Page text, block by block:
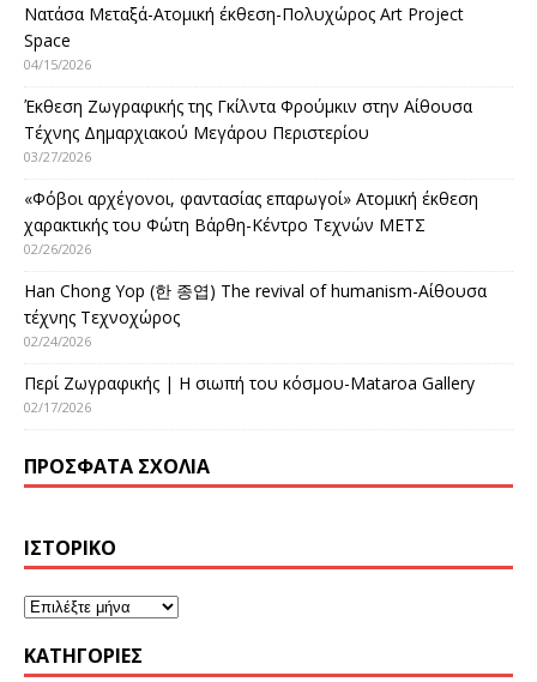
Νατάσα Μεταξά-Ατομική έκθεση-Πολυχώρος Art Project
Space
04/15/2026
Έκθεση Ζωγραφικής της Γκίλντα Φρούμκιν στην Αίθουσα
Τέχνης Δημαρχιακού Μεγάρου Περιστερίου
03/27/2026
«Φόβοι αρχέγονοι, φαντασίας επαρωγοί» Ατομική έκθεση
χαρακτικής του Φώτη Βάρθη-Κέντρο Τεχνών ΜΕΤΣ
02/26/2026
Han Chong Yop (한 종엽) The revival of humanism-Αίθουσα
τέχνης Τεχνοχώρος
02/24/2026
Περί Ζωγραφικής | Η σιωπή του κόσμου-Mataroa Gallery
02/17/2026
ΠΡΌΣΦΑΤΑ ΣΧΌΛΙΑ
ΙΣΤΟΡΙΚΌ
KΑΤΗΓΟΡΊΕΣ